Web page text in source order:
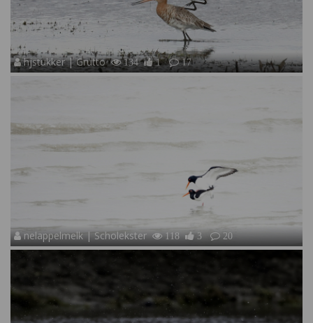
hjstukker | Grutto 134 1 17
nelappelmelk | Scholekster 118 3 20